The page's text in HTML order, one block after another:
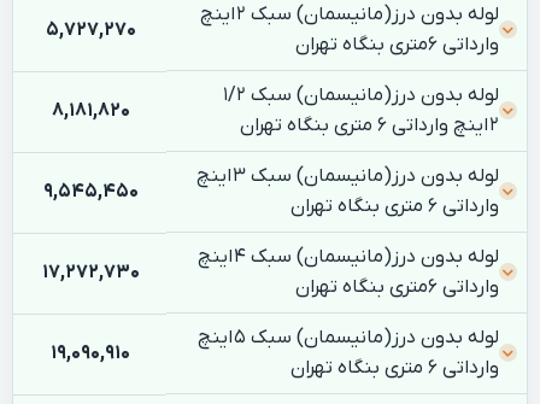
لوله بدون درز(مانیسمان) سبک 2 اینچ
وارداتی 6متری بنگاه تهران
5,727,270
لوله بدون درز(مانیسمان) سبک ۱/۲
۲ اینچ وارداتی 6 متری بنگاه تهران
8,181,820
لوله بدون درز(مانیسمان) سبک ۳ اینچ
وارداتی 6 متری بنگاه تهران
9,545,450
لوله بدون درز(مانیسمان) سبک 4 اینچ
وارداتی 6متری بنگاه تهران
17,272,730
لوله بدون درز(مانیسمان) سبک ۵ اینچ
وارداتی 6 متری بنگاه تهران
19,090,910